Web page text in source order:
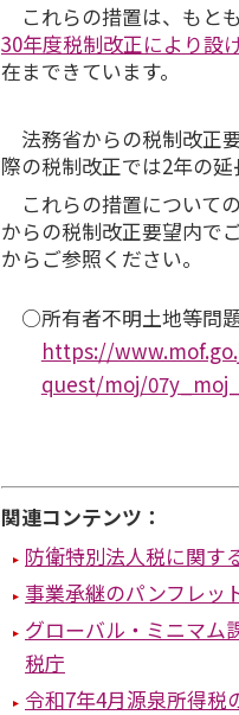
これらの措置は、もと
30年度税制改正により設
在まできています。
法務省からの税制改正
際の税制改正では2年の延
これらの措置について
からの税制改正要望内で
からご参照ください。
○所有者不明土地等問
https://
quest/moj/
関連コンテンツ：
防衛特別法人税に関
事業承継のパンフレ
グローバル・ミニマ
税庁
令和7年4月源泉所得